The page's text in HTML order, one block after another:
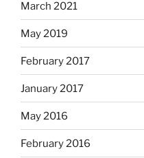
March 2021
May 2019
February 2017
January 2017
May 2016
February 2016